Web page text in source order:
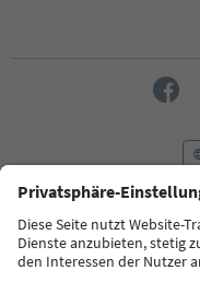
FAQ Contatti
Termini e